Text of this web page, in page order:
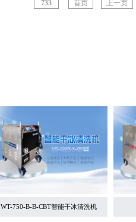
733 首页 上一页
WT-750-B-B-CBT智能干冰清洗机